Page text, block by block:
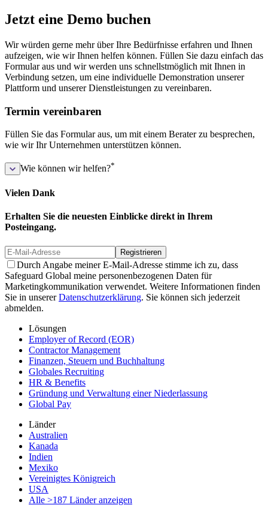
Jetzt eine Demo buchen
Wir würden gerne mehr über Ihre Bedürfnisse erfahren und Ihnen
aufzeigen, wie wir Ihnen helfen können. Füllen Sie dazu einfach das
Formular aus und wir werden uns schnellstmöglich mit Ihnen in
Verbindung setzen, um eine individuelle Demonstration unserer
Plattform und unserer Dienstleistungen zu vereinbaren.
Termin vereinbaren
Füllen Sie das Formular aus, um mit einem Berater zu besprechen,
wie wir Ihr Unternehmen unterstützen können.
Wie können wir helfen?*
Vielen Dank
Erhalten Sie die neuesten Einblicke direkt in Ihrem
Posteingang.
Registrieren
Durch Angabe meiner E-Mail-Adresse stimme ich zu, dass
Safeguard Global meine personenbezogenen Daten für
Marketingkommunikation verwendet. Weitere Informationen finden
Sie in unsererDatenschutzerklärung. Sie können sich jederzeit
abmelden.
Lösungen
Employer of Record (EOR)
Contractor Management
Finanzen, Steuern und Buchhaltung
Globales Recruiting
HR & Benefits
Gründung und Verwaltung einer Niederlassung
Global Pay
Länder
Australien
Kanada
Indien
Mexiko
Vereinigtes Königreich
USA
Alle >187 Länder anzeigen